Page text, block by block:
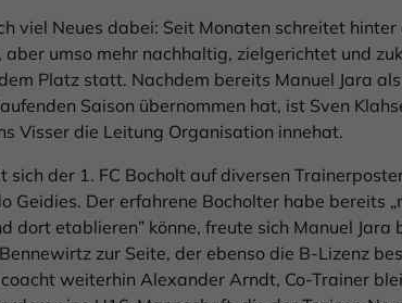
viel Neues dabei: Seit Monaten schreitet
umso mehr nachhaltig, zielgerichtet und
Platz statt. Nachdem bereits Manuel Jara
Saison übernommen hat, ist Sven
Visser die Leitung Organisation innehat.
sich der 1. FC Bocholt auf diversen
Geidies. Der erfahrene Bocholter habe bereits
dort etablieren” könne, freute sich Manuel Jara
zur Seite, der ebenso die B-Lizenz
weiterhin Alexander Arndt, Co-Trainer